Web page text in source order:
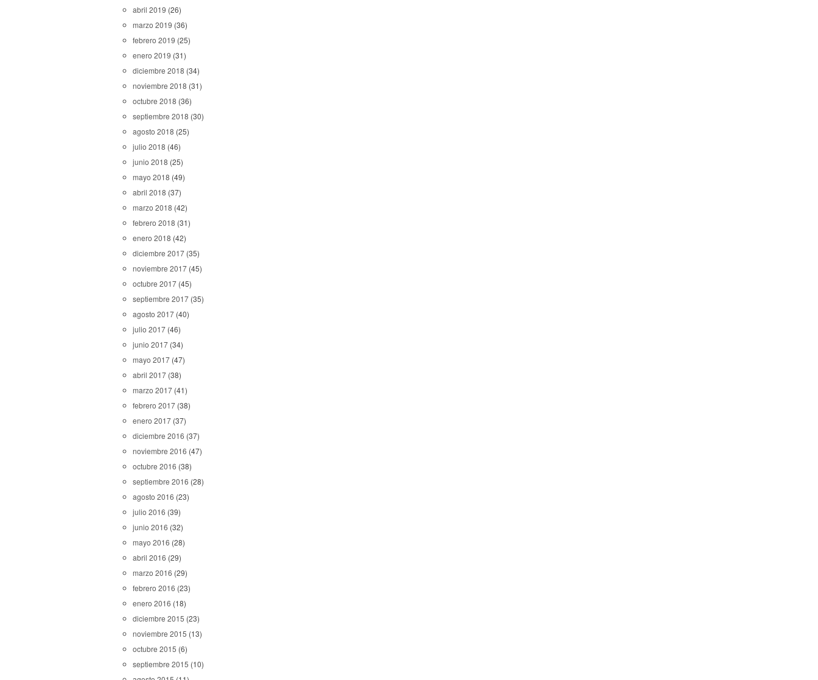
abril 2019 (26)
marzo 2019 (36)
febrero 2019 (25)
enero 2019 (31)
diciembre 2018 (34)
noviembre 2018 (31)
octubre 2018 (36)
septiembre 2018 (30)
agosto 2018 (25)
julio 2018 (46)
junio 2018 (25)
mayo 2018 (49)
abril 2018 (37)
marzo 2018 (42)
febrero 2018 (31)
enero 2018 (42)
diciembre 2017 (35)
noviembre 2017 (45)
octubre 2017 (45)
septiembre 2017 (35)
agosto 2017 (40)
julio 2017 (46)
junio 2017 (34)
mayo 2017 (47)
abril 2017 (38)
marzo 2017 (41)
febrero 2017 (38)
enero 2017 (37)
diciembre 2016 (37)
noviembre 2016 (47)
octubre 2016 (38)
septiembre 2016 (28)
agosto 2016 (23)
julio 2016 (39)
junio 2016 (32)
mayo 2016 (28)
abril 2016 (29)
marzo 2016 (29)
febrero 2016 (23)
enero 2016 (18)
diciembre 2015 (23)
noviembre 2015 (13)
octubre 2015 (6)
septiembre 2015 (10)